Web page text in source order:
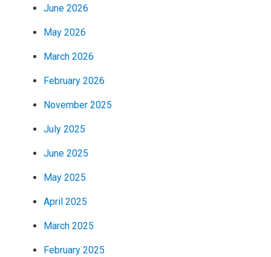
June 2026
May 2026
March 2026
February 2026
November 2025
July 2025
June 2025
May 2025
April 2025
March 2025
February 2025